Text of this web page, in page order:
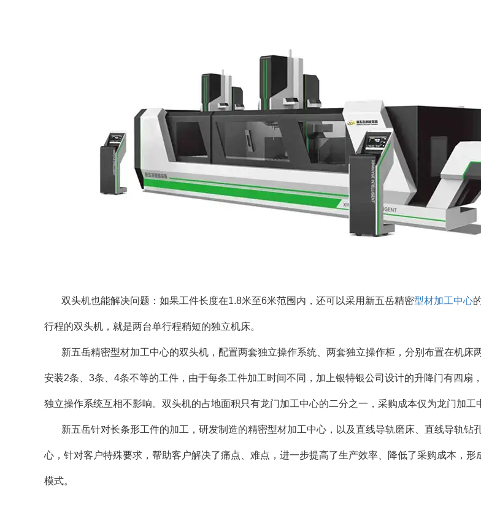
双头机也能解决问题：如果工件长度在1.8米至6米范围内，还可以采用新五岳精密型材加工中心
行程的双头机，就是两台单行程稍短的独立机床。
新五岳精密型材加工中心的双头机，配置两套独立操作系统、两套独立操作柜，分别布置在机床
安装2条、3条、4条不等的工件，由于每条工件加工时间不同，加上银特银公司设计的升降门有四扇
独立操作系统互相不影响。双头机的占地面积只有龙门加工中心的二分之一，采购成本仅为龙门加工
新五岳针对长条形工件的加工，研发制造的精密型材加工中心，以及直线导轨磨床、直线导轨钻
心，针对客户特殊要求，帮助客户解决了痛点、难点，进一步提高了生产效率、降低了采购成本，形
模式。